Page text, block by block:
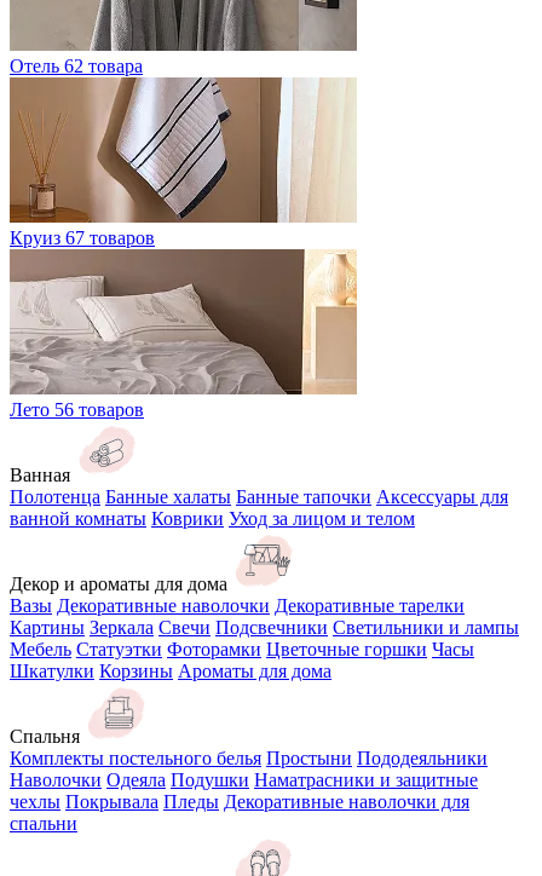
Отель 62 товара
Круиз 67 товаров
Лето 56 товаров
Ванная
Полотенца Банные халаты Банные тапочки Аксессуары для
ванной комнаты Коврики Уход за лицом и телом
Декор и ароматы для дома
Вазы Декоративные наволочки Декоративные тарелки
Картины Зеркала Свечи Подсвечники Светильники и лампы
Мебель Статуэтки Фоторамки Цветочные горшки Часы
Шкатулки Корзины Ароматы для дома
Спальня
Комплекты постельного белья Простыни Пододеяльники
Наволочки Одеяла Подушки Наматрасники и защитные
чехлы Покрывала Пледы Декоративные наволочки для
спальни